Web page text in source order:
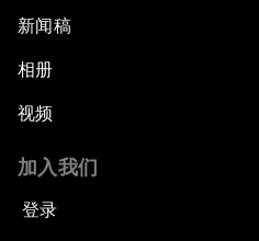
新闻稿
相册
视频
加入我们
登录